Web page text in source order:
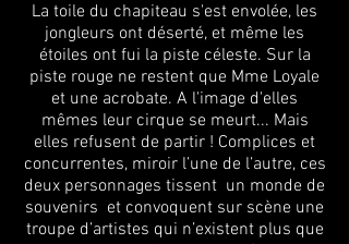
La toile du chapiteau s'est envolée, les
jongleurs ont déserté, et même les
étoiles ont fui la piste céleste. Sur la
piste rouge ne restent que Mme Loyale
et une acrobate. A l'image d'elles
mêmes leur cirque se meurt... Mais
elles refusent de partir ! Complices et
concurrentes, miroir l’une de l’autre, ces
deux personnages tissent un monde de
souvenirs et convoquent sur scène une
troupe d’artistes qui n’existent plus que